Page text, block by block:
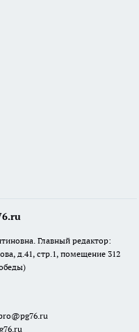
Главный редактор:
д.41, стр.1, помещение 312